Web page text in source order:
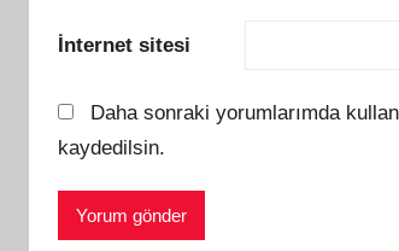
İnternet sitesi
Daha sonraki yorumlarımda
kaydedilsin.